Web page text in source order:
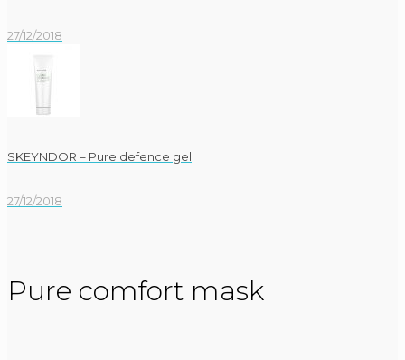
27/12/2018
SKEYNDOR – Pure defence gel
27/12/2018
Pure comfort mask